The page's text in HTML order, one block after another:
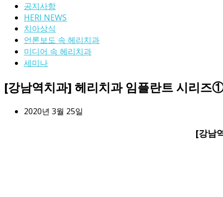
공지사항
HERI NEWS
치아상식
언론보도 속 헤리치과
미디어 속 헤리치과
세미나
[강남역치과] 헤리치과 임플란트 시리즈
2020년 3월 25일
[강남